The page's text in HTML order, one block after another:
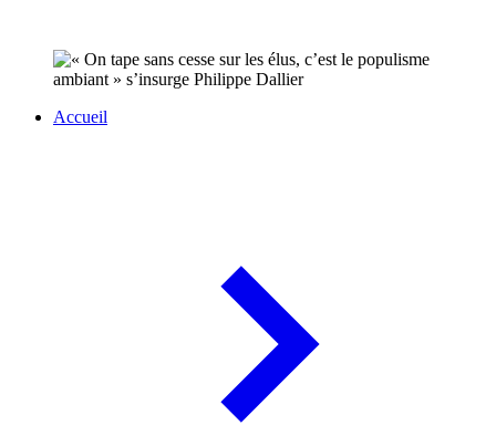
Accueil